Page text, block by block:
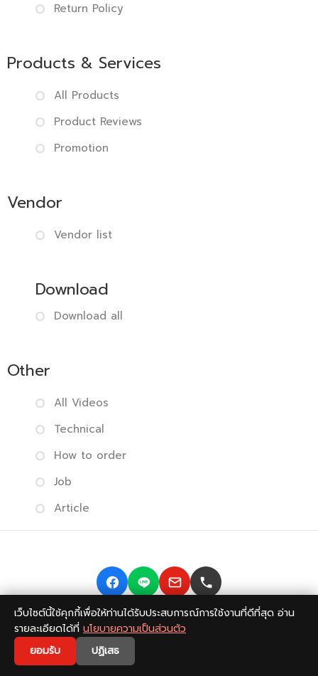
Return Policy
Products & Services
All Products
Product Reviews
Promotion
Vendor
Vendor list
Download
Download all
Other
All Videos
Technical
How to order
Job
Article
Copyright © 2014-2026 BISMONPRINT Co.,LTD
Privacy
policy|Return Policy
เว็บไซต์นี้ใช้คุกกี้เพื่อให้ท่านได้รับประสบการณ์การใช้งานที่ดีที่สุด อ่าน
รายละเอียดได้ที่ นโยบายความเป็นส่วนตัว
ยอมรับ
ปฏิเสธ